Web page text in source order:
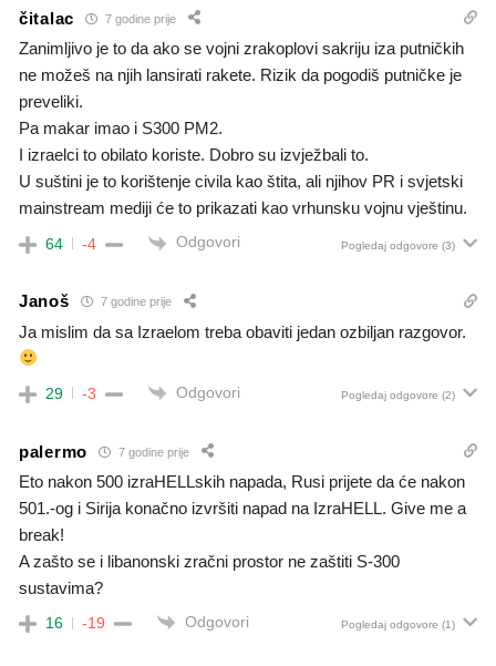
čitalac 7 godine prije
Zanimljivo je to da ako se vojni zrakoplovi sakriju iza putničkih
ne možeš na njih lansirati rakete. Rizik da pogodiš putničke je
preveliki.
Pa makar imao i S300 PM2.
I izraelci to obilato koriste. Dobro su izvježbali to.
U suštini je to korištenje civila kao štita, ali njihov PR i svjetski
mainstream mediji će to prikazati kao vrhunsku vojnu vještinu.
64 -4 Odgovori Pogledaj odgovore (3)
Janoš 7 godine prije
Ja mislim da sa Izraelom treba obaviti jedan ozbiljan razgovor.
29 -3 Odgovori Pogledaj odgovore (2)
palermo 7 godine prije
Eto nakon 500 izraHELLskih napada, Rusi prijete da će nakon
501.-og i Sirija konačno izvršiti napad na IzraHELL. Give me a
break!
A zašto se i libanonski zračni prostor ne zaštiti S-300
sustavima?
16 -19 Odgovori Pogledaj odgovore (1)